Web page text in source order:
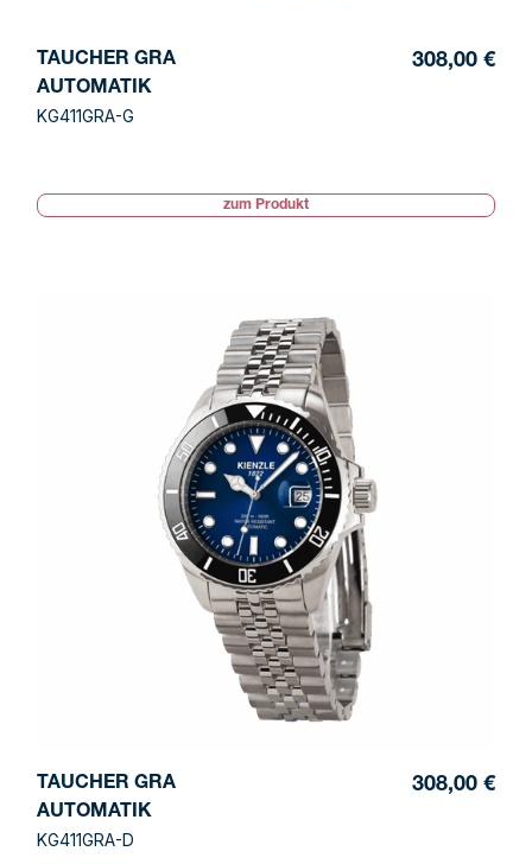
TAUCHER GRA
AUTOMATIK
KG411GRA-G
308,00 €
zum Produkt
TAUCHER GRA
AUTOMATIK
KG411GRA-D
308,00 €